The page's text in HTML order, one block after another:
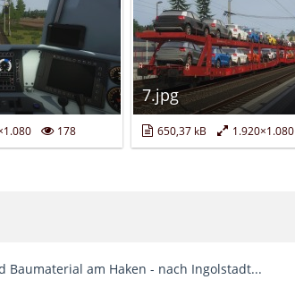
178
7.jpg
650,37 kB 1.920×1.080
Baumaterial am Haken - nach Ingolstadt...